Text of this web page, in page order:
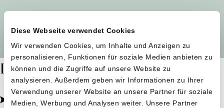
Diese Webseite verwendet Cookies
Wir verwenden Cookies, um Inhalte und Anzeigen zu
personalisieren, Funktionen für soziale Medien anbieten zu
können und die Zugriffe auf unsere Website zu
analysieren. Außerdem geben wir Informationen zu Ihrer
Verwendung unserer Website an unsere Partner für soziale
Medien, Werbung und Analysen weiter. Unsere Partner
Dafür stehen wir
Pestizidfrei angebaut, schonend verarbeitet.